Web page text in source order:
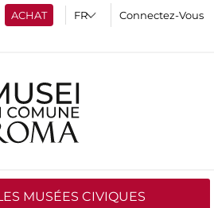
ACHAT Connectez-Vous
MUSÉES CIVIQUES